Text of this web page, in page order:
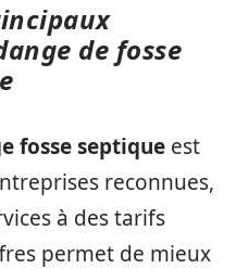
de fosse
fosse septique est
reconnues,
à des tarifs
permet de mieux